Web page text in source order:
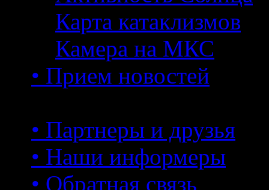
Карта катаклизмов
Камера на МКС
• Прием новостей
• Партнеры и друзья
• Наши информеры
• Обратная связь